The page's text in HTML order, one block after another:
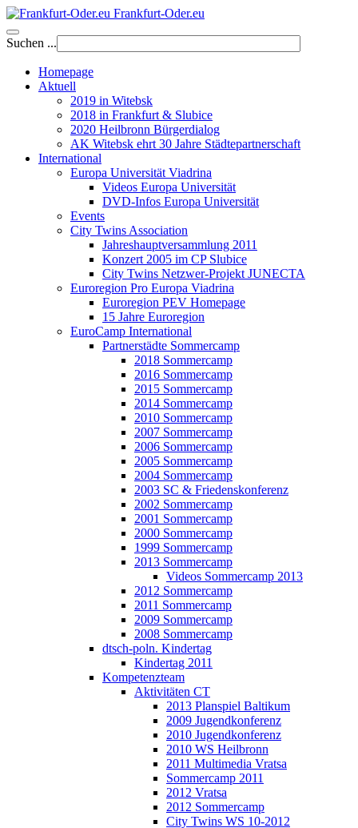
Frankfurt-Oder.eu
Suchen ...
Homepage
Aktuell
2019 in Witebsk
2018 in Frankfurt & Slubice
2020 Heilbronn Bürgerdialog
AK Witebsk ehrt 30 Jahre Städtepartnerschaft
International
Europa Universität Viadrina
Videos Europa Universität
DVD-Infos Europa Universität
Events
City Twins Association
Jahreshauptversammlung 2011
Konzert 2005 im CP Slubice
City Twins Netzwer-Projekt JUNECTA
Euroregion Pro Europa Viadrina
Euroregion PEV Homepage
15 Jahre Euroregion
EuroCamp International
Partnerstädte Sommercamp
2018 Sommercamp
2016 Sommercamp
2015 Sommercamp
2014 Sommercamp
2010 Sommercamp
2007 Sommercamp
2006 Sommercamp
2005 Sommercamp
2004 Sommercamp
2003 SC & Friedenskonferenz
2002 Sommercamp
2001 Sommercamp
2000 Sommercamp
1999 Sommercamp
2013 Sommercamp
Videos Sommercamp 2013
2012 Sommercamp
2011 Sommercamp
2009 Sommercamp
2008 Sommercamp
dtsch-poln. Kindertag
Kindertag 2011
Kompetenzteam
Aktivitäten CT
2013 Planspiel Baltikum
2009 Jugendkonferenz
2010 Jugendkonferenz
2010 WS Heilbronn
2011 Multimedia Vratsa
Sommercamp 2011
2012 Vratsa
2012 Sommercamp
City Twins WS 10-2012